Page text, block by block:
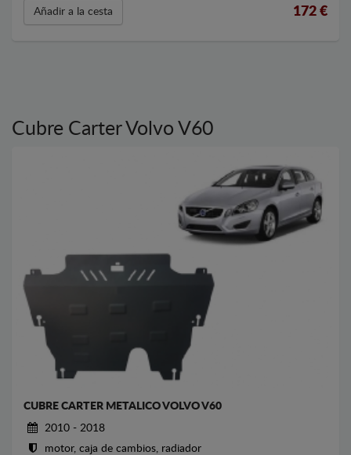
Añadir a la cesta 172 €
Cubre Carter Volvo V60
CUBRE CARTER METALICO VOLVO V60
2010 - 2018
motor, caja de cambios, radiador